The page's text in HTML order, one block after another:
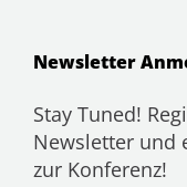
Newsletter
Stay Tuned!
Newsletter und
zur Konferenz!